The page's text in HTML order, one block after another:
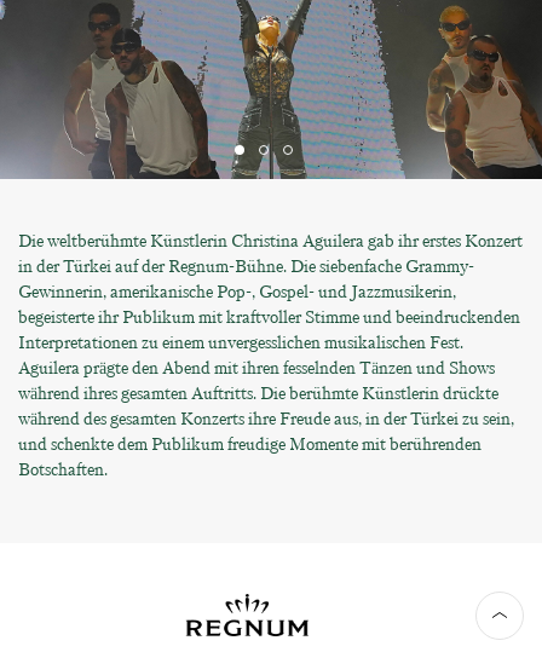
Die weltberühmte Künstlerin Christina Aguilera gab ihr erstes Konzert
in der Türkei auf der Regnum-Bühne. Die siebenfache Grammy-
Gewinnerin, amerikanische Pop-, Gospel- und Jazzmusikerin,
begeisterte ihr Publikum mit kraftvoller Stimme und beeindruckenden
Interpretationen zu einem unvergesslichen musikalischen Fest.
Aguilera prägte den Abend mit ihren fesselnden Tänzen und Shows
während ihres gesamten Auftritts. Die berühmte Künstlerin drückte
während des gesamten Konzerts ihre Freude aus, in der Türkei zu sein,
und schenkte dem Publikum freudige Momente mit berührenden
Botschaften.